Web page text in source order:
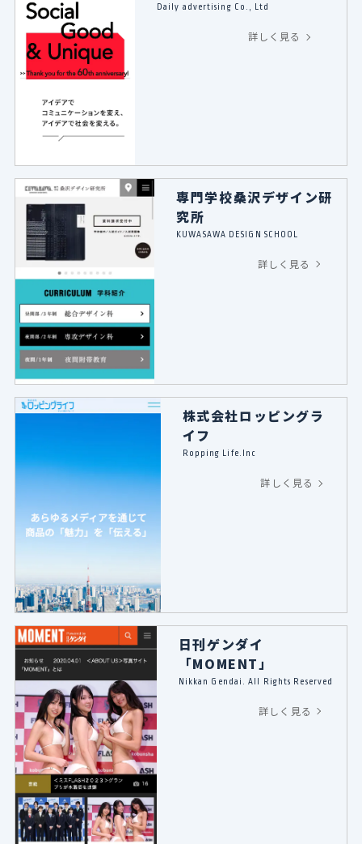
Daily advertising Co., Ltd
詳しく見る
専門学校桑沢デザイン研
究所
KUWASAWA DESIGN SCHOOL
詳しく見る
株式会社ロッピングラ
イフ
Ropping Life.Inc
詳しく見る
日刊ゲンダイ
「MOMENT」
Nikkan Gendai. All Rights Reserved
詳しく見る